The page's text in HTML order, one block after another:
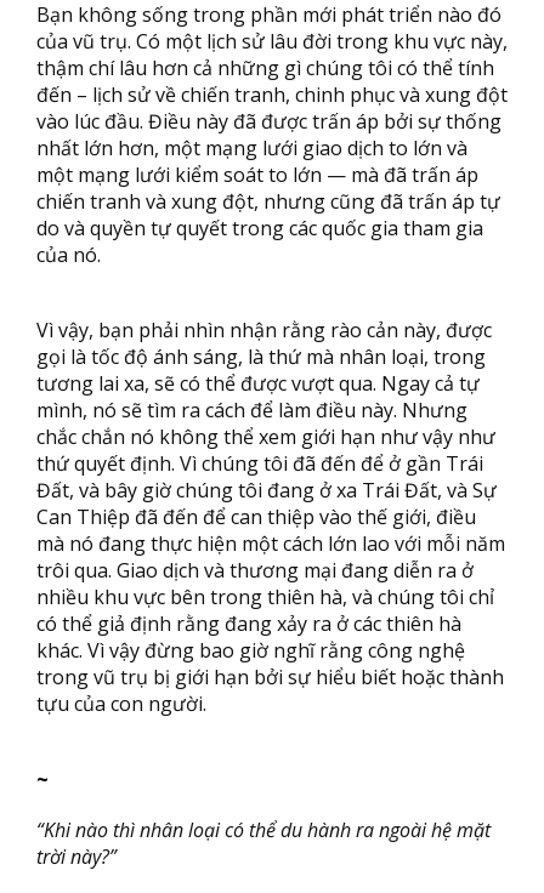
Bạn không sống trong phần mới phát triển nào đó
của vũ trụ. Có một lịch sử lâu đời trong khu vực này,
thậm chí lâu hơn cả những gì chúng tôi có thể tính
đến – lịch sử về chiến tranh, chinh phục và xung đột
vào lúc đầu. Điều này đã được trấn áp bởi sự thống
nhất lớn hơn, một mạng lưới giao dịch to lớn và
một mạng lưới kiểm soát to lớn — mà đã trấn áp
chiến tranh và xung đột, nhưng cũng đã trấn áp tự
do và quyền tự quyết trong các quốc gia tham gia
của nó.
Vì vậy, bạn phải nhìn nhận rằng rào cản này, được
gọi là tốc độ ánh sáng, là thứ mà nhân loại, trong
tương lai xa, sẽ có thể được vượt qua. Ngay cả tự
mình, nó sẽ tìm ra cách để làm điều này. Nhưng
chắc chắn nó không thể xem giới hạn như vậy như
thứ quyết định. Vì chúng tôi đã đến để ở gần Trái
Đất, và bây giờ chúng tôi đang ở xa Trái Đất, và Sự
Can Thiệp đã đến để can thiệp vào thế giới, điều
mà nó đang thực hiện một cách lớn lao với mỗi năm
trôi qua. Giao dịch và thương mại đang diễn ra ở
nhiều khu vực bên trong thiên hà, và chúng tôi chỉ
có thể giả định rằng đang xảy ra ở các thiên hà
khác. Vì vậy đừng bao giờ nghĩ rằng công nghệ
trong vũ trụ bị giới hạn bởi sự hiểu biết hoặc thành
tựu của con người.
~
“Khi nào thì nhân loại có thể du hành ra ngoài hệ mặt
trời này?”